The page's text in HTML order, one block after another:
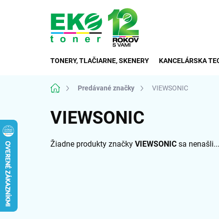
TONERY, TLAČIARNE, SKENERY KANCELÁRSKA
DomovPredávané značky VIEWSONIC
VIEWSONIC
Žiadne produkty značky VIEWSONIC sa nenašli...